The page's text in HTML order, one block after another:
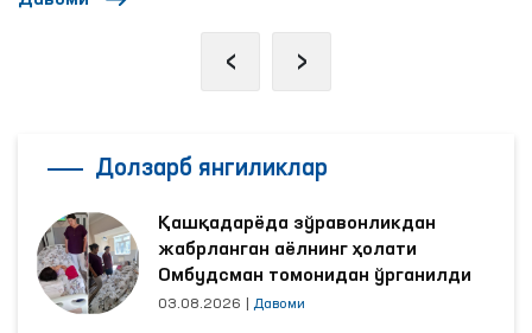
‹ ›
Долзарб янгиликлар
Қашқадарёда зўравонликдан
жабрланган аёлнинг ҳолати
Омбудсман томонидан ўрганилди
03.08.2026 Давоми